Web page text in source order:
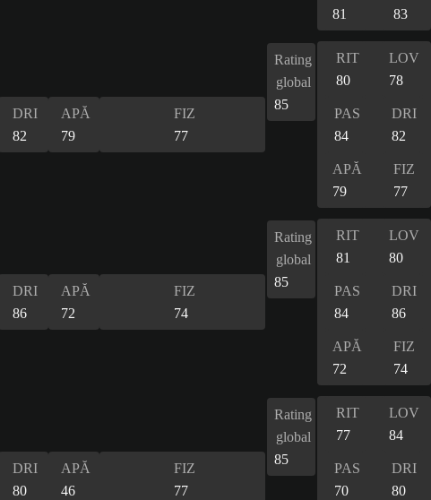
81
83
DRI
82
APĂ
79
FIZ
77
Rating
global
85
RIT
80
LOV
78
PAS
84
DRI
82
APĂ
79
FIZ
77
DRI
86
APĂ
72
FIZ
74
Rating
global
85
RIT
81
LOV
80
PAS
84
DRI
86
APĂ
72
FIZ
74
DRI
80
APĂ
46
FIZ
77
Rating
global
85
RIT
77
LOV
84
PAS
70
DRI
80